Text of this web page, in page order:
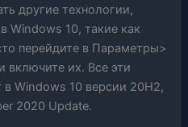
другие технологии,
Windows 10, такие как
перейдите в Параметры>
включите их. Все эти
Windows 10 версии 20H2,
2020 Update.